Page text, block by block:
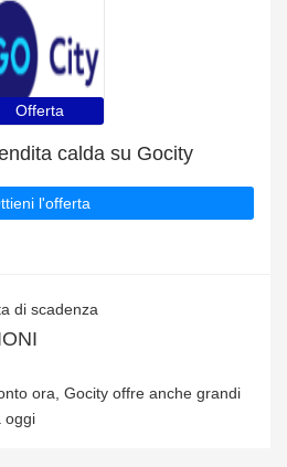
Offerta
calda su Gocity
l'offerta
di scadenza
ora, Gocity offre anche grandi
oggi